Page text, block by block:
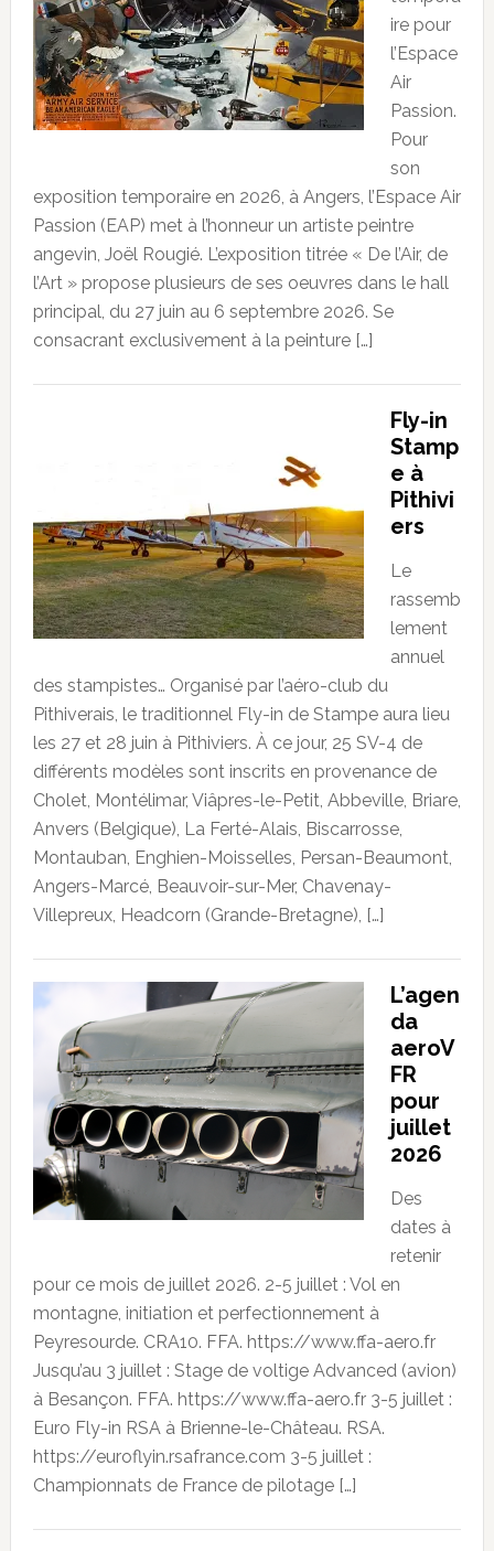
ire pour
l’Espace
Air
Passion.
Pour
son
exposition temporaire en 2026, à Angers, l’Espace Air
Passion (EAP) met à l’honneur un artiste peintre
angevin, Joël Rougié. L’exposition titrée « De l’Air, de
l’Art » propose plusieurs de ses oeuvres dans le hall
principal, du 27 juin au 6 septembre 2026. Se
consacrant exclusivement à la peinture […]
Fly-in
Stamp
e à
Pithivi
ers
Le
rassemb
lement
annuel
des stampistes… Organisé par l’aéro-club du
Pithiverais, le traditionnel Fly-in de Stampe aura lieu
les 27 et 28 juin à Pithiviers. À ce jour, 25 SV-4 de
différents modèles sont inscrits en provenance de
Cholet, Montélimar, Viâpres-le-Petit, Abbeville, Briare,
Anvers (Belgique), La Ferté-Alais, Biscarrosse,
Montauban, Enghien-Moisselles, Persan-Beaumont,
Angers-Marcé, Beauvoir-sur-Mer, Chavenay-
Villepreux, Headcorn (Grande-Bretagne), […]
L’agen
da
aeroV
FR
pour
juillet
2026
Des
dates à
retenir
pour ce mois de juillet 2026. 2-5 juillet : Vol en
montagne, initiation et perfectionnement à
Peyresourde. CRA10. FFA. https://www.ffa-aero.fr
Jusqu’au 3 juillet : Stage de voltige Advanced (avion)
à Besançon. FFA. https://www.ffa-aero.fr 3-5 juillet :
Euro Fly-in RSA à Brienne-le-Château. RSA.
https://euroflyin.rsafrance.com 3-5 juillet :
Championnats de France de pilotage […]